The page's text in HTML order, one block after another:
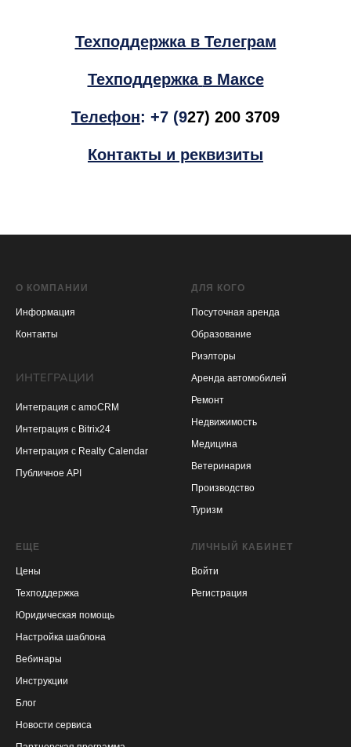
Техподдержка в Телеграм
Техподдержка в Максе
Телефон: +7 (927) 200 3709
Контакты и реквизиты
О КОМПАНИИ
Информация
Контакты
ИНТЕГРАЦИИ
Интеграция с amoCRM
Интеграция с Bitrix24
Интеграция с Realty Calendar
Публичное API
ДЛЯ КОГО
Посуточная аренда
Образование
Риэлторы
Аренда автомобилей
Ремонт
Недвижимость
Медицина
Ветеринария
Производство
Туризм
ЕЩЕ
Цены
Техподдержка
Юридическая помощь
Настройка шаблона
Вебинары
Инструкции
Блог
Новости сервиса
ЛИЧНЫЙ КАБИНЕТ
Войти
Регистрация